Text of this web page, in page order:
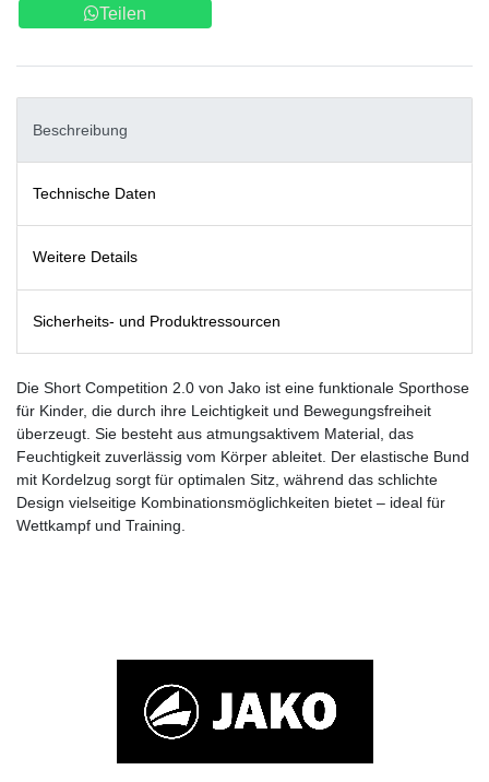
Teilen
Beschreibung
Technische Daten
Weitere Details
Sicherheits- und Produktressourcen
Die Short Competition 2.0 von Jako ist eine funktionale Sporthose
für Kinder, die durch ihre Leichtigkeit und Bewegungsfreiheit
überzeugt. Sie besteht aus atmungsaktivem Material, das
Feuchtigkeit zuverlässig vom Körper ableitet. Der elastische Bund
mit Kordelzug sorgt für optimalen Sitz, während das schlichte
Design vielseitige Kombinationsmöglichkeiten bietet – ideal für
Wettkampf und Training.